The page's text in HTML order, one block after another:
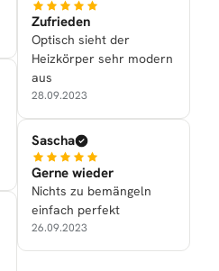
Zufrieden
Optisch sieht der
Heizkörper sehr modern
aus
28.09.2023
Sascha
Gerne wieder
Nichts zu bemängeln
einfach perfekt
26.09.2023